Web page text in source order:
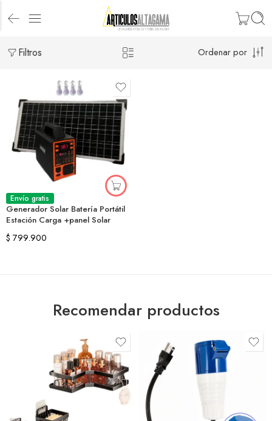
Filtros Ordenar por
Envío gratis
Generador Solar Batería Portátil
Estación Carga +panel Solar
$ 799.900
Recomendar productos